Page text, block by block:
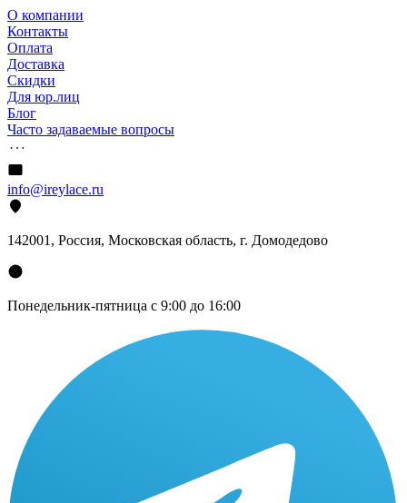
О компании
Контакты
Оплата
Доставка
Скидки
Для юр.лиц
Блог
Часто задаваемые вопросы
info@ireylace.ru
142001 , Россия, Московская область, г. Домодедово
Понедельник-пятница с 9:00 до 16:00